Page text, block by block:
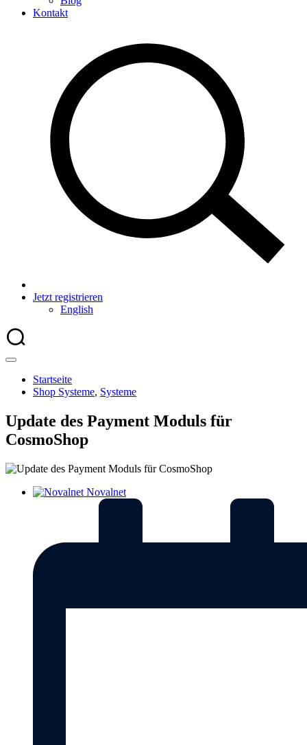
Kontakt
Jetzt registrieren
English
Startseite
Shop Systeme, Systeme
Update des Payment Moduls für
CosmoShop
Novalnet